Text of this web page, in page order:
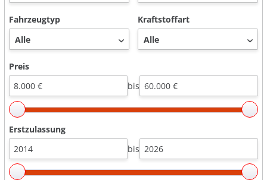
Fahrzeugtyp Kraftstoffart
Preis
bis
Erstzulassung
bis